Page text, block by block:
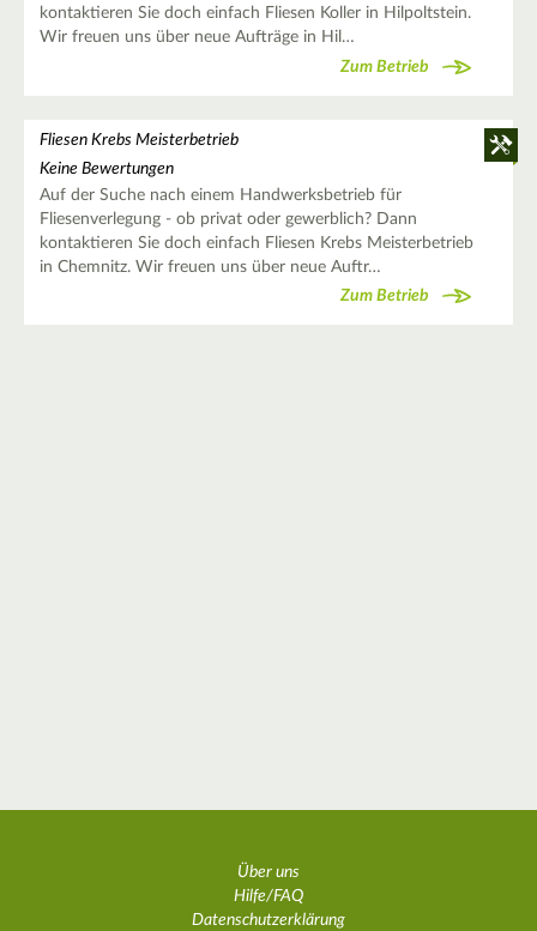
kontaktieren Sie doch einfach Fliesen Koller in Hilpoltstein.
Wir freuen uns über neue Aufträge in Hil…
Zum Betrieb
Fliesen Krebs Meisterbetrieb
Keine Bewertungen
Auf der Suche nach einem Handwerksbetrieb für
Fliesenverlegung - ob privat oder gewerblich? Dann
kontaktieren Sie doch einfach Fliesen Krebs Meisterbetrieb
in Chemnitz. Wir freuen uns über neue Auftr…
Zum Betrieb
Über uns
Hilfe/FAQ
Datenschutzerklärung